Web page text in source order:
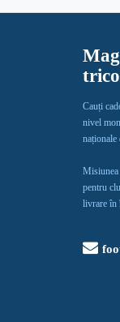
Cauți
nivel
naționale
Misiunea
pentru
livrare în